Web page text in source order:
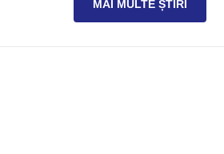
MAI MULTE ȘTIRI